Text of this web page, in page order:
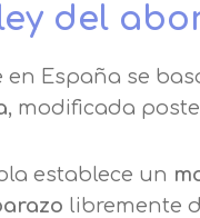
del
España se
, modificada
establece un
libremente